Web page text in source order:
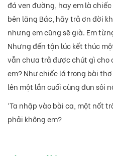
đá ven đường, hay em là
bên lăng Bác, hãy trả ơn đời
nhưng em cũng sẽ già. Em
Nhưng đến tận lúc kết thúc
vẫn chưa trả được chút gì cho
em? Như chiếc lá trong bài
lên một lần cuối cùng đun sôi
‘Ta nhập vào bài ca, một nốt
phải không em?